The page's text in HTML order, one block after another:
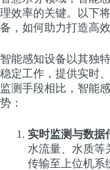
理效率的关键。以下
备，如何助力打造高
智能感知设备以其独
稳定工作，提供实时
监测手段相比，智能
势：
实时监测与数据
水流量、水质等
传输至上位机系